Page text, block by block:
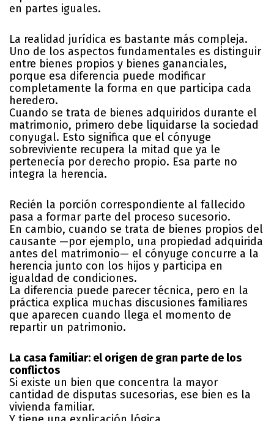
en partes iguales.
La realidad jurídica es bastante más compleja.
Uno de los aspectos fundamentales es distinguir
entre bienes propios y bienes gananciales,
porque esa diferencia puede modificar
completamente la forma en que participa cada
heredero.
Cuando se trata de bienes adquiridos durante el
matrimonio, primero debe liquidarse la sociedad
conyugal. Esto significa que el cónyuge
sobreviviente recupera la mitad que ya le
pertenecía por derecho propio. Esa parte no
integra la herencia.
Recién la porción correspondiente al fallecido
pasa a formar parte del proceso sucesorio.
En cambio, cuando se trata de bienes propios del
causante —por ejemplo, una propiedad adquirida
antes del matrimonio— el cónyuge concurre a la
herencia junto con los hijos y participa en
igualdad de condiciones.
La diferencia puede parecer técnica, pero en la
práctica explica muchas discusiones familiares
que aparecen cuando llega el momento de
repartir un patrimonio.
La casa familiar: el origen de gran parte de los
conflictos
Si existe un bien que concentra la mayor
cantidad de disputas sucesorias, ese bien es la
vivienda familiar.